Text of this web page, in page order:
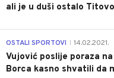
ali je u duši ostalo
OSTALI SPORTOVI 14.02.2021.
Vujović poslije poraza
Borca kasno shvatili da